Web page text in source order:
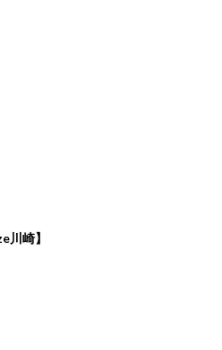
川崎】